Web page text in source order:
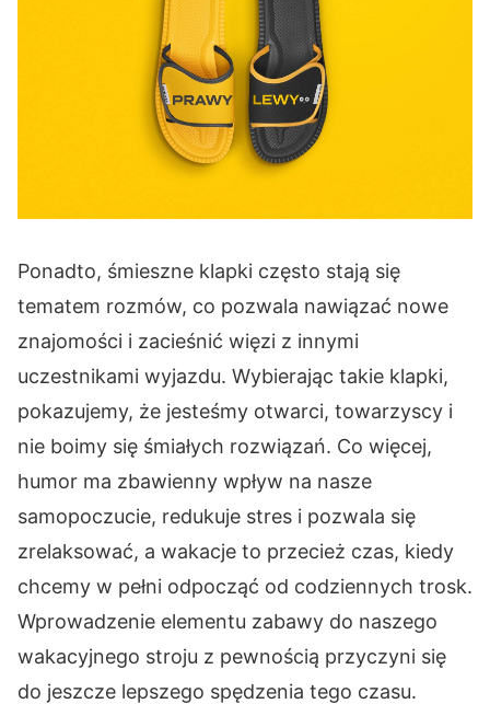
Ponadto, śmieszne klapki często stają się
tematem rozmów, co pozwala nawiązać nowe
znajomości i zacieśnić więzi z innymi
uczestnikami wyjazdu. Wybierając takie klapki,
pokazujemy, że jesteśmy otwarci, towarzyscy i
nie boimy się śmiałych rozwiązań. Co więcej,
humor ma zbawienny wpływ na nasze
samopoczucie, redukuje stres i pozwala się
zrelaksować, a wakacje to przecież czas, kiedy
chcemy w pełni odpocząć od codziennych trosk.
Wprowadzenie elementu zabawy do naszego
wakacyjnego stroju z pewnością przyczyni się
do jeszcze lepszego spędzenia tego czasu.